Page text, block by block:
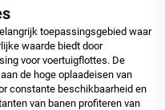
toepassingsgebied waar
waarde biedt door
voor voertuigflottes. De
de hoge oplaadeisen van
constante beschikbaarheid en
van banen profiteren van